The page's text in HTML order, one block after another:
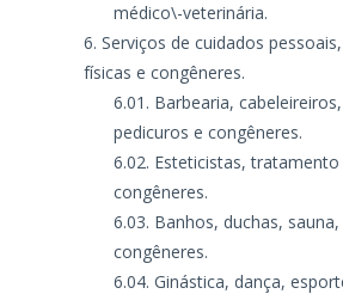
médico\-veterinária.
Serviços de cuidados
físicas e congêneres.
Barbearia,
pedicuros e congêneres.
Esteticistas,
congêneres.
Banhos, duchas,
congêneres.
Ginástica, dança,